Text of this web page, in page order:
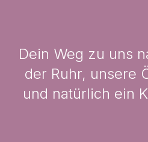
Dein Weg zu uns
der Ruhr, unsere
und natürlich ein